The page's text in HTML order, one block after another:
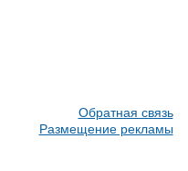
Обратная связь
Размещение рекламы